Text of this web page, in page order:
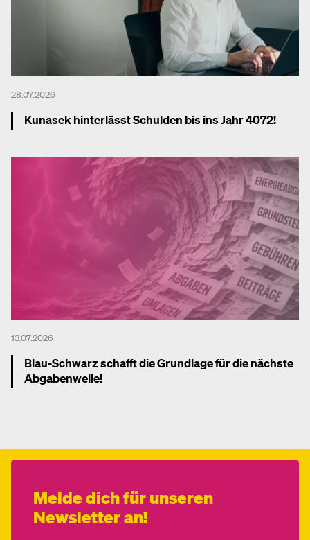
28.07.2026
Kunasek hinterlässt Schulden bis ins Jahr 4072!
13.07.2026
Blau-Schwarz schafft die Grundlage für die nächste
Abgabenwelle!
Melde dich für unseren
Newsletter an!